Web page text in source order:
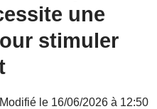
une
stimuler
le 16/06/2026 à 12:50